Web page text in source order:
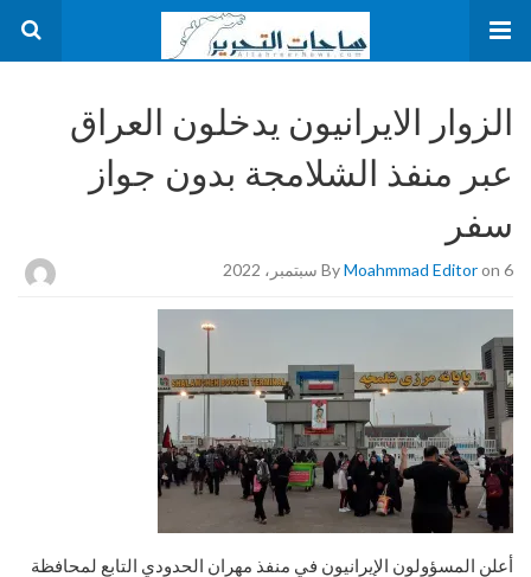
الزوار الايرانيون يدخلون العراق
عبر منفذ الشلامجة بدون جواز
سفر
ByMoahmmad Editoron 6 سبتمبر، 2022
أعلن المسؤولون الإيرانيون في منفذ مهران الحدودي التابع لمحافظة